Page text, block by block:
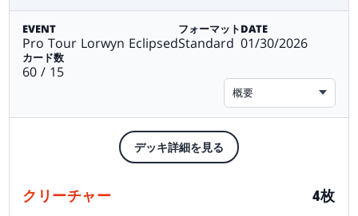
EVENT
Pro Tour Lorwyn Eclipsed
フォーマット
Standard
DATE
01/30/2026
カード数
60 / 15
概要
デッキ詳細を見る
クリーチャー 4枚